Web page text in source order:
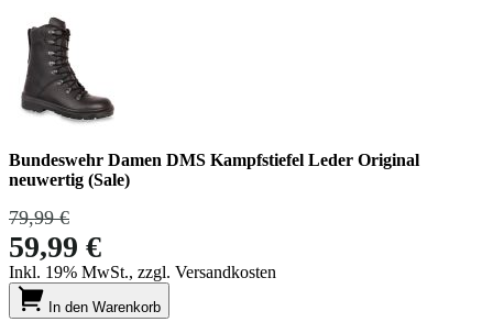
Bundeswehr Damen DMS Kampfstiefel Leder Original
neuwertig (Sale)
79,99 €
59,99 €
Inkl. 19% MwSt., zzgl. Versandkosten
In den Warenkorb